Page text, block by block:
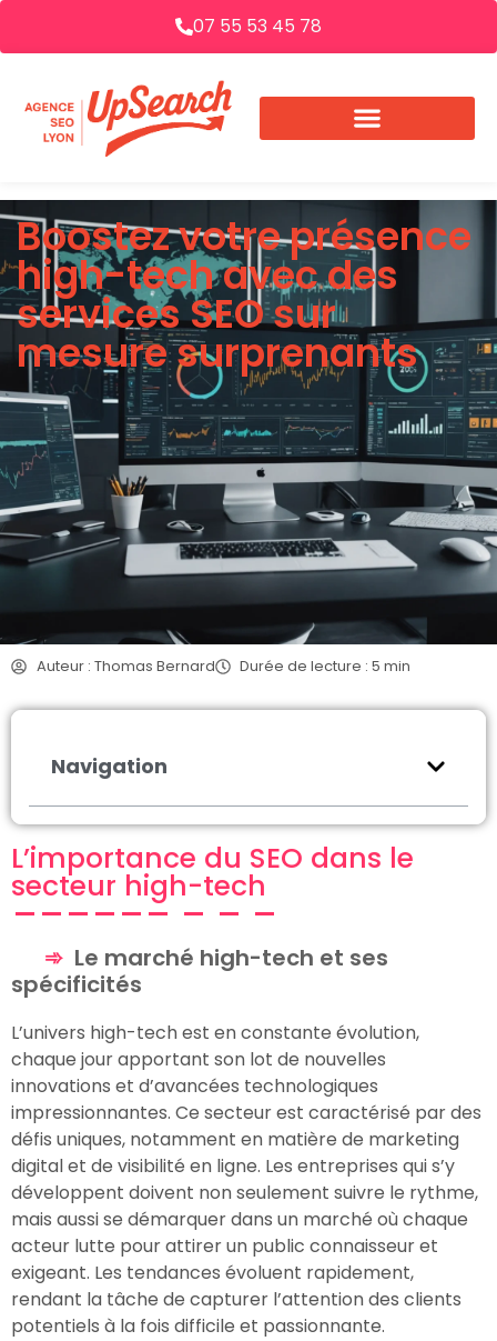
07 55 53 45 78
Boostez votre présence
high-tech avec des
services SEO sur
mesure surprenants
Auteur : Thomas Bernard Durée de lecture : 5 min
Navigation
L’importance du SEO dans le
secteur high-tech
Le marché high-tech et ses
spécificités
L’univers high-tech est en constante évolution,
chaque jour apportant son lot de nouvelles
innovations et d’avancées technologiques
impressionnantes. Ce secteur est caractérisé par des
défis uniques, notamment en matière de marketing
digital et de visibilité en ligne. Les entreprises qui s’y
développent doivent non seulement suivre le rythme,
mais aussi se démarquer dans un marché où chaque
acteur lutte pour attirer un public connaisseur et
exigeant. Les tendances évoluent rapidement,
rendant la tâche de capturer l’attention des clients
potentiels à la fois difficile et passionnante.